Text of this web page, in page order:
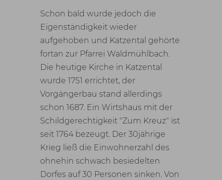
Schon bald wurde jedoch die
Eigenständigkeit wieder
aufgehoben und Katzental gehörte
fortan zur Pfarrei Waldmühlbach.
Die heutige Kirche in Katzental
wurde 1751 errichtet, der
Vorgängerbau stand allerdings
schon 1687. Ein Wirtshaus mit der
Schildgerechtigkeit "Zum Kreuz" ist
seit 1764 bezeugt. Der 30jährige
Krieg ließ die Einwohnerzahl des
ohnehin schwach besiedelten
Dorfes auf 30 Personen sinken. Von